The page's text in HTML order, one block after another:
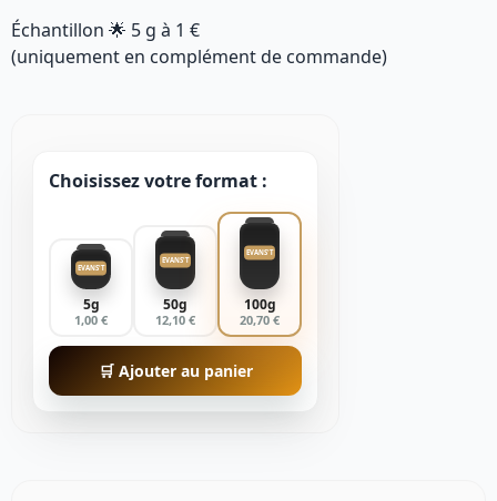
Échantillon 🌟 5 g à 1 €
(uniquement en complément de commande)
Choisissez votre format :
EVANS'T
5g
1,00 €
EVANS'T
50g
12,10 €
EVANS'T
100g
20,70 €
🛒 Ajouter au panier